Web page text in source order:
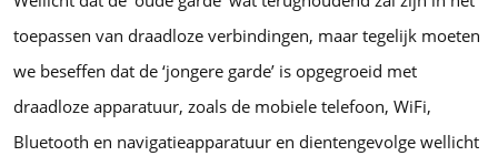
toepassen van draadloze verbindingen, maar tegelijk moeten
we beseffen dat de ‘jongere garde’ is opgegroeid met
draadloze apparatuur, zoals de mobiele telefoon, WiFi,
Bluetooth en navigatieapparatuur en dientengevolge wellicht